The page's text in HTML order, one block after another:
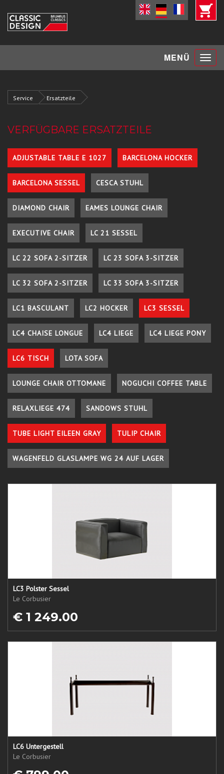
MENÜ Toggle
Service Ersatzteile
VERFÜGBARE ERSATZTEILE
ADJUSTABLE TABLE E 1027 BARCELONA HOCKER
BARCELONA SESSEL CESCA STUHL
DIAMOND CHAIR EAMES LOUNGE CHAIR
EXECUTIVE CHAIR LC 21 SESSEL
LC 22 SOFA 2-SITZER LC 23 SOFA 3-SITZER
LC 32 SOFA 2-SITZER LC 33 SOFA 3-SITZER
LC1 BASCULANT LC2 HOCKER LC3 SESSEL
LC4 CHAISE LONGUE LC4 LIEGE LC4 LIEGE PONY
LC6 TISCH LOTA SOFA
LOUNGE CHAIR OTTOMANE NOGUCHI COFFEE TABLE
RELAXLIEGE 474 SANDOWS STUHL
TUBE LIGHT EILEEN GRAY TULIP CHAIR
WAGENFELD GLASLAMPE WG 24 AUF LAGER
LC3 Polster Sessel
Le Corbusier
€ 1 249.00
LC6 Untergestell
Le Corbusier